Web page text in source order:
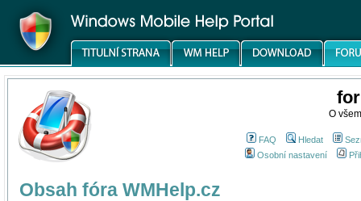
O
FAQ Hledat
Osobní nastavení
Obsah fóra WMHelp.cz